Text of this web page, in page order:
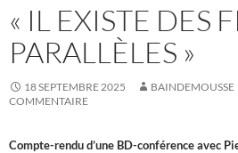
« IL EXISTE DES
PARALLÈLES »
18 SEPTEMBRE 2025 BAINDEMOUSSE
COMMENTAIRE
Compte-rendu d’une BD-conférence avec